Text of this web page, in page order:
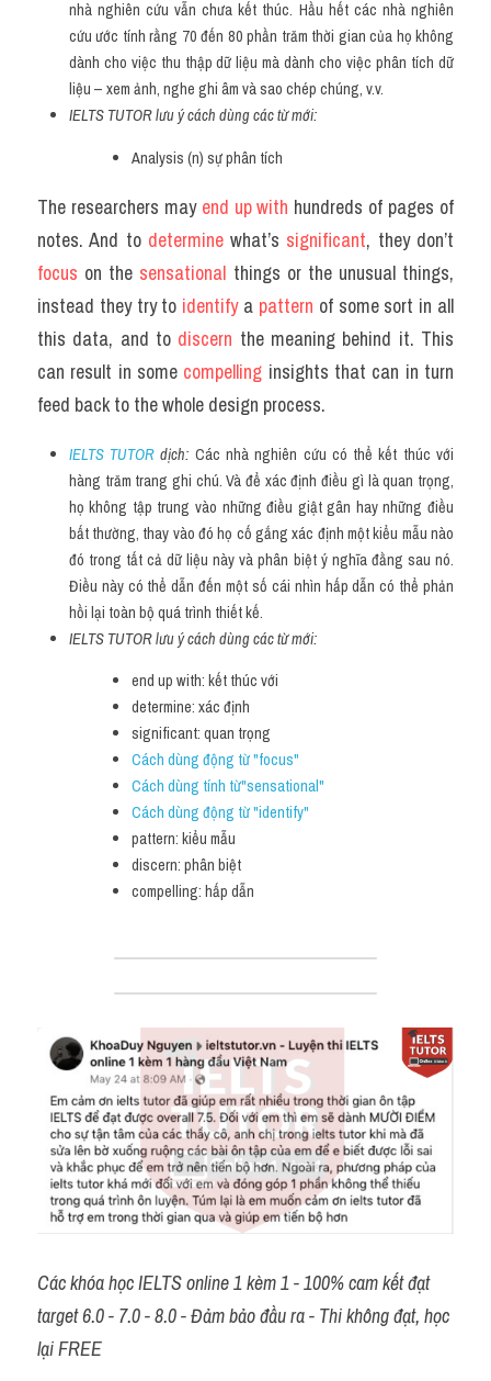
nhà nghiên cứu vẫn chưa kết thúc. Hầu hết các nhà nghiên
cứu ước tính rằng 70 đến 80 phần trăm thời gian của họ không
dành cho việc thu thập dữ liệu mà dành cho việc phân tích dữ
liệu – xem ảnh, nghe ghi âm và sao chép chúng, v.v.
IELTS TUTOR lưu ý cách dùng các từ mới:
Analysis (n) sự phân tích
The researchers may end up with hundreds of pages of
notes. And to determine what’s significant
focus on the sensational things or the unusual things,
instead they try to identify a pattern of some sort in all
this data, and to discern the meaning behind it. This
can result in some compelling insights that can in turn
feed back to the whole design process.
IELTS TUTOR dịch: Các nhà nghiên cứu có thể kết thúc với
hàng trăm trang ghi chú. Và để xác định điều gì là quan trọng,
họ không tập trung vào những điều giật gân hay những điều
bất thường, thay vào đó họ cố gắng xác định một kiểu mẫu nào
đó trong tất cả dữ liệu này và phân biệt ý nghĩa đằng sau nó.
Điều này có thể dẫn đến một số cái nhìn hấp dẫn có thể phản
hồi lại toàn bộ quá trình thiết kế.
IELTS TUTOR lưu ý cách dùng các từ mới:
end up with: kết thúc với
determine: xác định
significant: quan trọng
Cách dùng động từ "focus"
Cách dùng tính từ"sensational"
Cách dùng động từ "identify"
pattern: kiểu mẫu
discern: phân biệt
compelling: hấp dẫn
Các khóa học IELTS online 1 kèm 1 - 100% cam kết đạt
target 6.0 - 7.0 - 8.0 - Đảm bảo đầu ra - Thi không đạt, học
lại FREE